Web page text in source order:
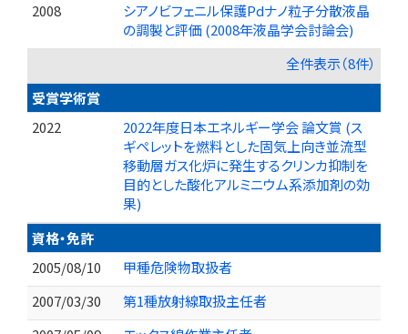
2008
シアノビフェニル保護Pdナノ粒子分散液晶
の調製と評価 (2008年液晶学会討論会)
全件表示（8件）
受賞学術賞
2022
2022年度日本エネルギー学会 論文賞 (ス
ギペレットを燃料とした固気上向き並流型
移動層ガス化炉に発生するクリンカ抑制を
目的とした酸化アルミニウム系添加剤の効
果)
資格・免許
2005/08/10
甲種危険物取扱者
2007/03/30
第1種放射線取扱主任者